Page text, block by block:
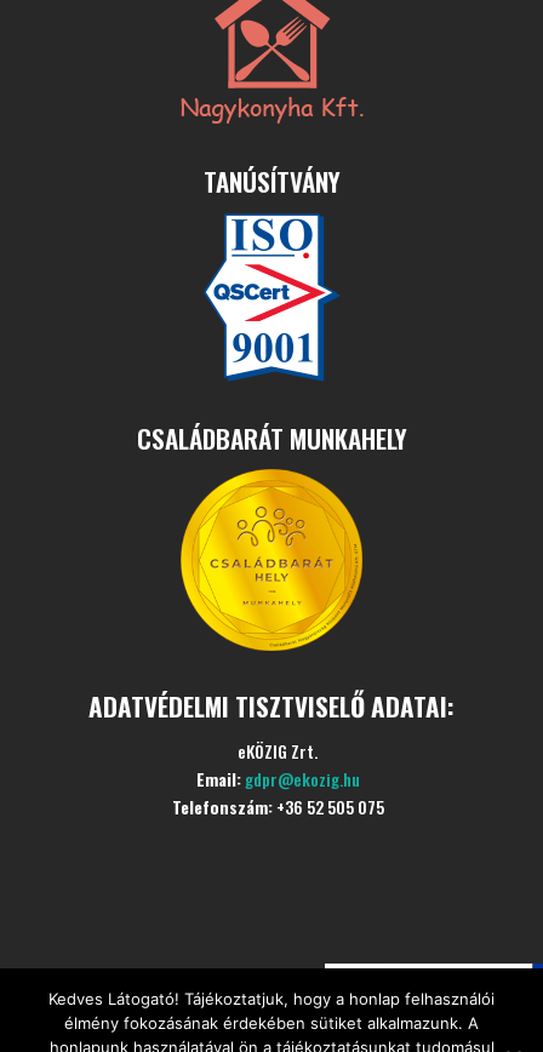
TANÚSÍTVÁNY
CSALÁDBARÁT MUNKAHELY
ADATVÉDELMI TISZTVISELŐ ADATAI:
eKÖZIG Zrt.
Email: gdpr@ekozig.hu
Telefonszám:+36 52 505 075
©Minden jogot fenntartvaCÍVIS Szociális Étkezési
Központ
Kedves Látogató! Tájékoztatjuk, hogy a honlap felhasználói
élmény fokozásának érdekében sütiket alkalmazunk. A
honlapunk használatával ön a tájékoztatásunkat tudomásul